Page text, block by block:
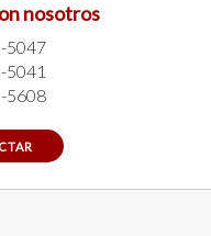
nosotros
5047
5041
5608